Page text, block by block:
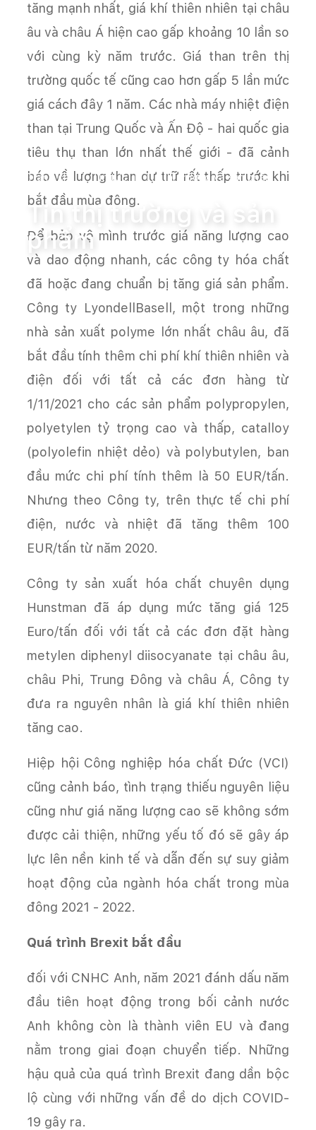
Trang chủ Tin tức Tin thị trường và sản phẩm
Tin thị trường và sản
phẩm
tăng mạnh nhất, giá khí thiên nhiên tại châu
âu và châu Á hiện cao gấp khoảng 10 lần so
với cùng kỳ năm trước. Giá than trên thị
trường quốc tế cũng cao hơn gấp 5 lần mức
giá cách đây 1 năm. Các nhà máy nhiệt điện
than tại Trung Quốc và Ấn Độ - hai quốc gia
tiêu thụ than lớn nhất thế giới - đã cảnh
báo về lượng than dự trữ rất thấp trước khi
bắt đầu mùa đông.
Để bảo vệ mình trước giá năng lượng cao
và dao động nhanh, các công ty hóa chất
đã hoặc đang chuẩn bị tăng giá sản phẩm.
Công ty LyondellBasell, một trong những
nhà sản xuất polyme lớn nhất châu âu, đã
bắt đầu tính thêm chi phí khí thiên nhiên và
điện đối với tất cả các đơn hàng từ
1/11/2021 cho các sản phẩm polypropylen,
polyetylen tỷ trọng cao và thấp, catalloy
(polyolefin nhiệt dẻo) và polybutylen, ban
đầu mức chi phí tính thêm là 50 EUR/tấn.
Nhưng theo Công ty, trên thực tế chi phí
điện, nước và nhiệt đã tăng thêm 100
EUR/tấn từ năm 2020.
Công ty sản xuất hóa chất chuyên dụng
Hunstman đã áp dụng mức tăng giá 125
Euro/tấn đối với tất cả các đơn đặt hàng
metylen diphenyl diisocyanate tại châu âu,
châu Phi, Trung Đông và châu Á, Công ty
đưa ra nguyên nhân là giá khí thiên nhiên
tăng cao.
Hiệp hội Công nghiệp hóa chất Đức (VCI)
cũng cảnh báo, tình trạng thiếu nguyên liệu
cũng như giá năng lượng cao sẽ không sớm
được cải thiện, những yếu tố đó sẽ gây áp
lực lên nền kinh tế và dẫn đến sự suy giảm
hoạt động của ngành hóa chất trong mùa
đông 2021 - 2022.
Quá trình Brexit bắt đầu
đối với CNHC Anh, năm 2021 đánh dấu năm
đầu tiên hoạt động trong bối cảnh nước
Anh không còn là thành viên EU và đang
nằm trong giai đoạn chuyển tiếp. Những
hậu quả của quá trình Brexit đang dần bộc
lộ cùng với những vấn đề do dịch COVID-
19 gây ra.